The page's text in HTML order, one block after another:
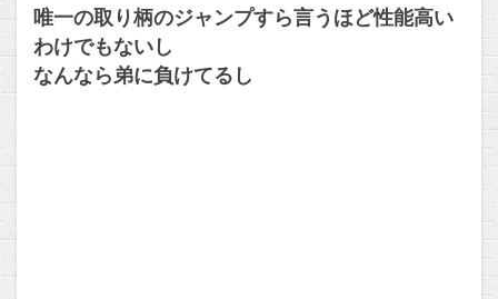
唯一の取り柄のジャンプすら言うほど性能高い
わけでもないし
なんなら弟に負けてるし